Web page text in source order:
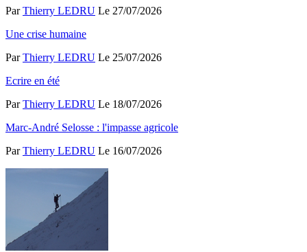
ParThierry LEDRU Le 27/07/2026
Une crise humaine
ParThierry LEDRU Le 25/07/2026
Ecrire en été
ParThierry LEDRU Le 18/07/2026
Marc-André Selosse : l'impasse agricole
ParThierry LEDRU Le 16/07/2026